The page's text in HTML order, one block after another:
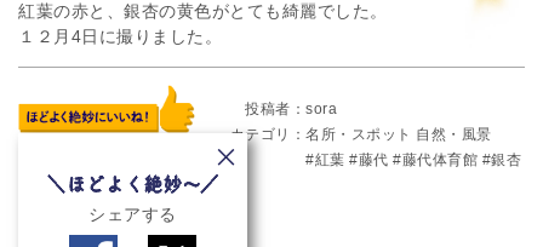
紅葉の赤と、銀杏の黄色がとても綺麗でした。
１２月4日に撮りました。
シェアする
投稿者
sora
カテゴリ
名所・スポット 自然・風景
紅葉
藤代 藤代体育館 銀杏